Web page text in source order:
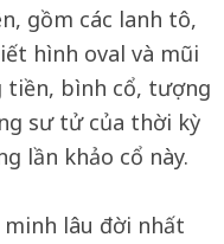
gồm các lanh tô,
hình oval và mũi
tiền, bình cổ, tượng
sư tử của thời kỳ
lần khảo cổ này.
lâu đời nhất